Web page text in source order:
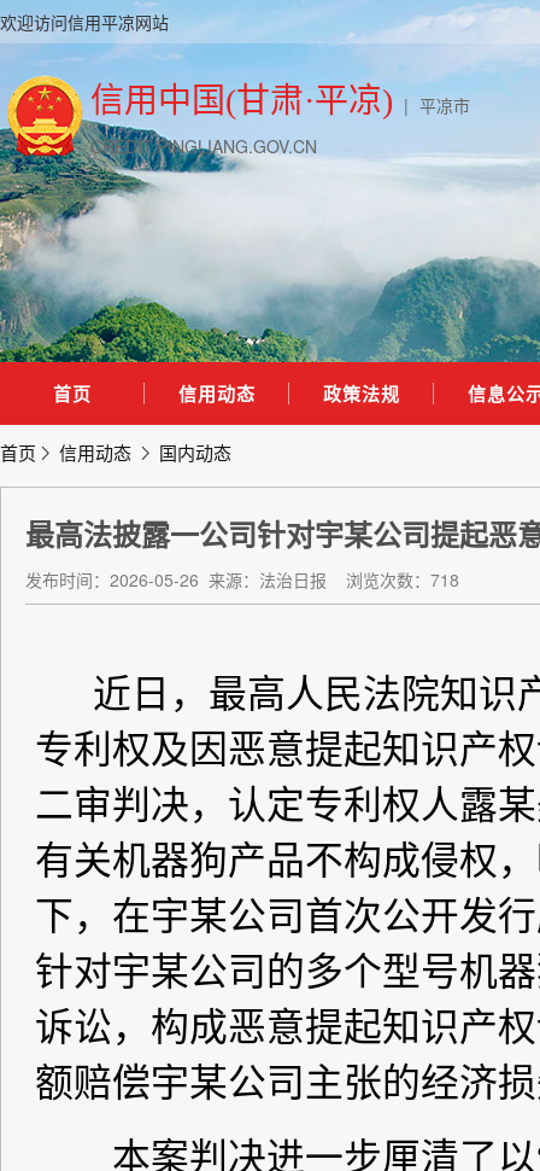
欢迎访问信用平凉网站
信用中国(甘肃·平凉) | 平凉市
CREDIT.PINGLIANG.GOV.CN
首页 信用动态 政策法规 信息公
首页 信用动态 国内动态
最高法披露一公司针对宇某公司提起恶
发布时间：2026-05-26 来源：法治日报 浏览次数：718